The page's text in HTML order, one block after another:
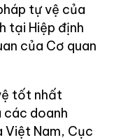
tự vệ của
tại Hiệp định
của Cơ quan
tốt nhất
các doanh
Việt Nam, Cục